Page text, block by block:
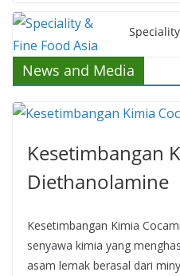
News and Media
Kesetimbangan
Diethanolamine
Kesetimbangan Kimia
senyawa kimia yang
asam lemak berasal dari